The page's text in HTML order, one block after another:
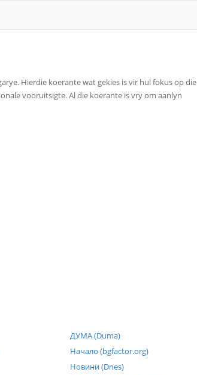
Hierdie koerante wat gekies is vir hul fokus op die
vooruitsigte. Al die koerante is vry om aanlyn
ДУМА (Duma)
Начало (bgfactor.org)
Новини (Dnes)